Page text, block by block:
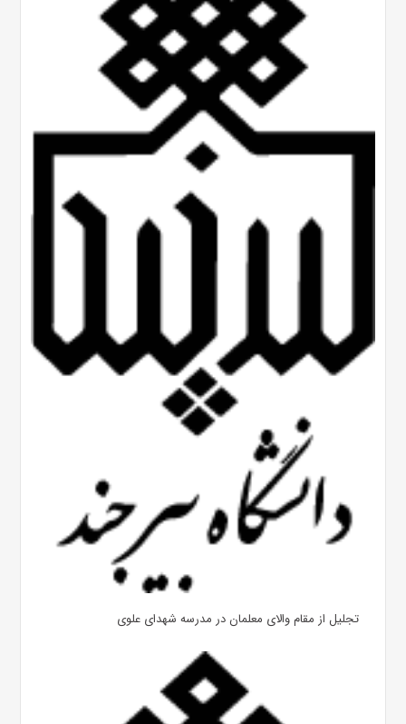
تجلیل از مقام والای معلمان در مدرسه شهدای علوی